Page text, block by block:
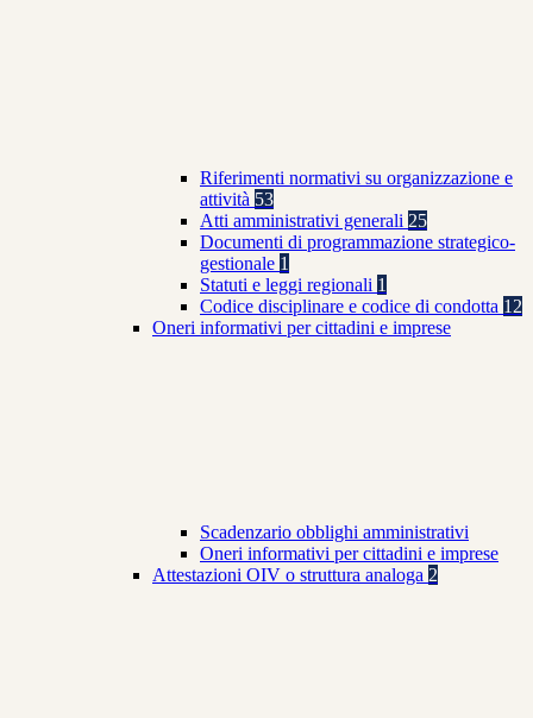
Riferimenti normativi su organizzazione e
attività 53
Atti amministrativi generali 25
Documenti di programmazione strategico-
gestionale 1
Statuti e leggi regionali 1
Codice disciplinare e codice di condotta 12
Oneri informativi per cittadini e imprese
Scadenzario obblighi amministrativi
Oneri informativi per cittadini e imprese
Attestazioni OIV o struttura analoga 2